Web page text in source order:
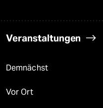
Veranstaltungen
Demnächst
Vor Ort